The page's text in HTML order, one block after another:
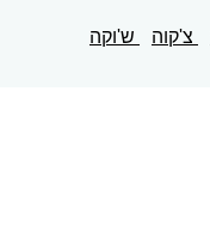
צ'קוה ש'וקה